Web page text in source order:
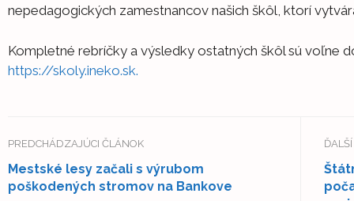
nepedagogických zamestnancov našich škôl, ktorí
Kompletné rebríčky a výsledky ostatných škôl sú voľne
https://skoly.ineko.sk.
PREDCHÁDZAJÚCI ČLÁNOK
Mestské lesy začali s výrubom
poškodených stromov na Bankove